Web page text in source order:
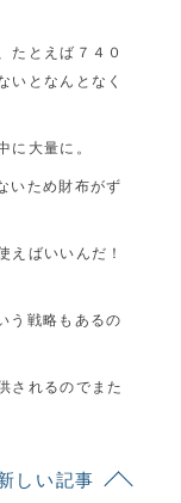
たとえば７４０
いとなんとなく
に大量に。
いため財布がず
えばいいんだ！
う戦略もあるの
されるのでまた
しい記事